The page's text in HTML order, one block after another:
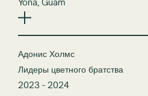
Yona, Guam
Адонис Холмс
Лидеры цветного братства
2023 - 2024